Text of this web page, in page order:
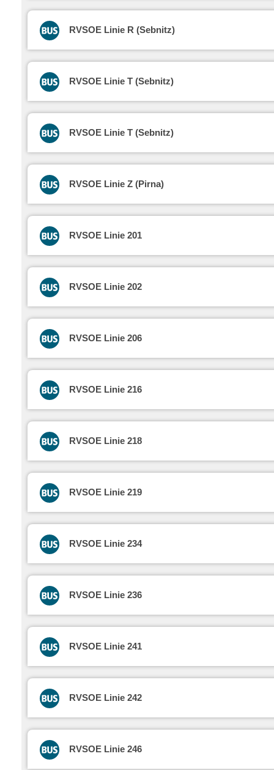
RVSOE Linie R (Sebnitz)
RVSOE Linie T (Sebnitz)
RVSOE Linie T (Sebnitz)
RVSOE Linie Z (Pirna)
RVSOE Linie 201
RVSOE Linie 202
RVSOE Linie 206
RVSOE Linie 216
RVSOE Linie 218
RVSOE Linie 219
RVSOE Linie 234
RVSOE Linie 236
RVSOE Linie 241
RVSOE Linie 242
RVSOE Linie 246